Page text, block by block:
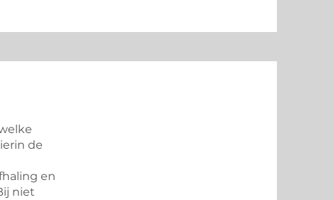
de
en
niet